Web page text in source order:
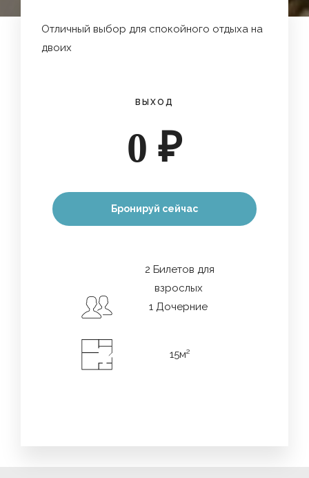
Отличный выбор для спокойного отдыха на
двоих
ВЫХОД
0 ₽
Бронируй сейчас
2 Билетов для
взрослых
1 Дочерние
15м²